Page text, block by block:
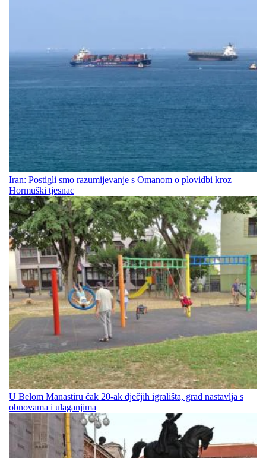
Iran: Postigli smo razumijevanje s Omanom o plovidbi kroz
Hormuški tjesnac
U Belom Manastiru čak 20-ak dječjih igrališta, grad nastavlja s
obnovama i ulaganjima